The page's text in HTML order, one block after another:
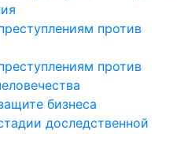
против
против
бизнеса
доследственной